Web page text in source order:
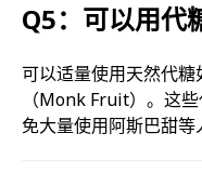
Q5：可以用代
可以适量使用天然代
（Monk Fruit）。这
免大量使用阿斯巴甜等